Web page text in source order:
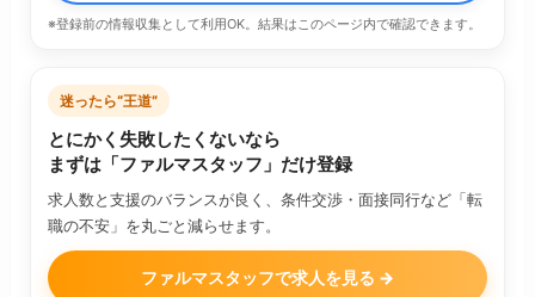
※登録前の情報収集として利用OK。結果はこのページ内で確認できます。
迷ったら“王道”
とにかく失敗したくないなら
まずは「ファルマスタッフ」だけ登録
求人数と支援のバランスが良く、条件交渉・面接同行など「転
職の不安」を丸ごと減らせます。
ファルマスタッフで求人を見る →